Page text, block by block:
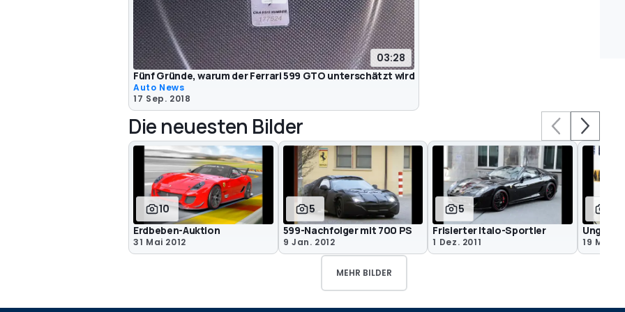
03:28
Fünf Gründe, warum der Ferrari 599 GTO unterschätzt wird
Auto News
17 Sep. 2018
Die neuesten Bilder
10
Erdbeben-Auktion
31 Mai 2012
5
599-Nachfolger mit 700 PS
9 Jan. 2012
5
Frisierter Italo-Sportler
1 Dez. 2011 19 Mai
MEHR BILDER